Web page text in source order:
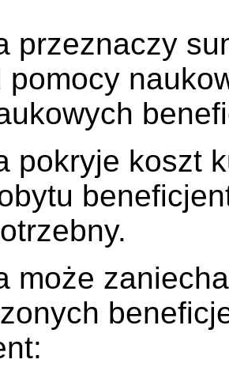
przeznaczy
pomocy
pokryje koszt
może